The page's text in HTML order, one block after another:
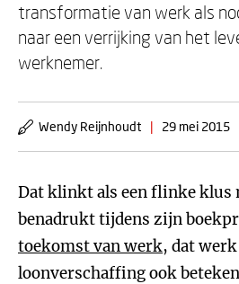
transformatie van werk als
naar een verrijking van het
werknemer.
Wendy Reijnhoudt | 29 mei 2015
Dat klinkt als een flinke klus
benadrukt tijdens zijn
toekomst van werk, dat
loonverschaffing ook